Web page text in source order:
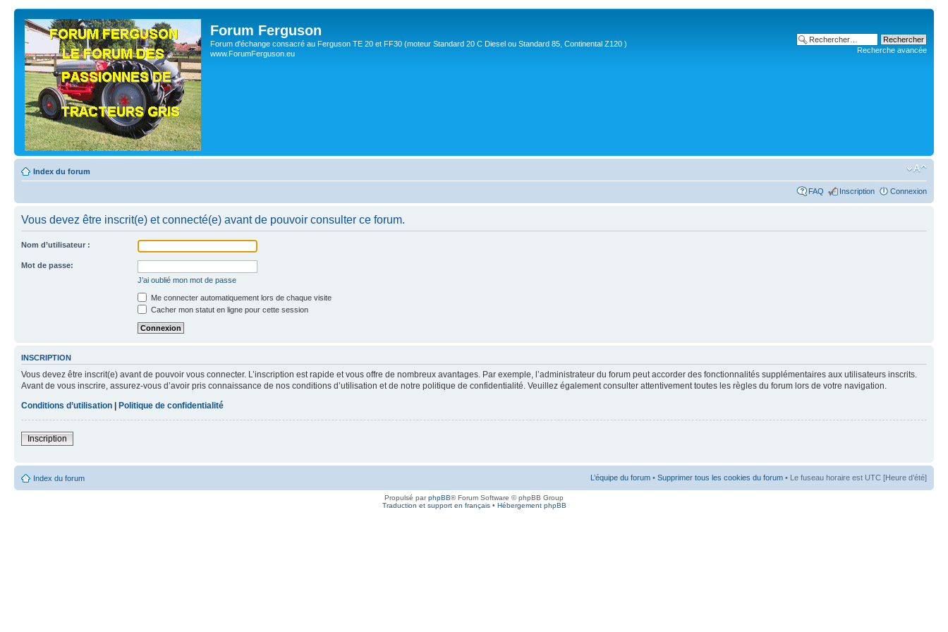
Forum Ferguson
Forum d'échange consacré au Ferguson TE 20 et FF30 (moteur Standard 20 C Diesel ou Standard 85, Continental Z120 )
www.ForumFerguson.eu
Recherche avancée
Index du forum
FAQ Inscription Connexion
Vous devez être inscrit(e) et connecté(e) avant de pouvoir consulter ce forum.
Nom d’utilisateur :
Mot de passe:
J’ai oublié mon mot de passe
Me connecter automatiquement lors de chaque visite
Cacher mon statut en ligne pour cette session
INSCRIPTION
Vous devez être inscrit(e) avant de pouvoir vous connecter. L’inscription est rapide et vous offre de nombreux avantages. Par exemple, l’administrateur du forum peut accorder des fonctionnalités supplémentaires aux utilisateurs inscrits.
Avant de vous inscrire, assurez-vous d’avoir pris connaissance de nos conditions d’utilisation et de notre politique de confidentialité. Veuillez également consulter attentivement toutes les règles du forum lors de votre navigation.
Conditions d’utilisation | Politique de confidentialité
Inscription
Index du forum L’équipe du forum • Supprimer tous les cookies du forum • Le fuseau horaire est UTC [Heure d’été]
Propulsé parphpBB® Forum Software © phpBB Group
Traduction et support en français• Hébergement phpBB